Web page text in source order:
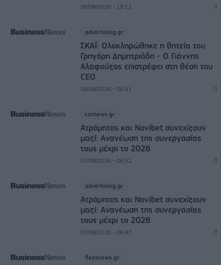
08/08/2026 - 19:11
advertising.gr
ΣΚΑΪ: Ολοκληρώθηκε η θητεία του
Γρηγόρη Δημητριάδη - Ο Γιάννης
Αλαφούζος επιστρέφει στη θέση του
CEO
08/08/2026 - 06:51
csrnews.gr
Ατρόμητος και Novibet συνεχίζουν
μαζί: Ανανέωση της συνεργασίας
τους μέχρι το 2028
07/08/2026 - 08:52
advertising.gr
Ατρόμητος και Novibet συνεχίζουν
μαζί: Ανανέωση της συνεργασίας
τους μέχρι το 2028
07/08/2026 - 08:47
fleetnews.gr